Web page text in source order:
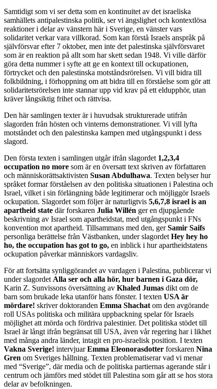
Samtidigt som vi ser detta som en kontinuitet av det israeliska
samhällets antipalestinska politik, ser vi ängslighet och kontextlösa
reaktioner i delar av vänstern här i Sverige, en vänster vars
solidaritet verkar vara villkorad. Som kan förstå Israels anspråk på
självförsvar efter 7 oktober, men inte det palestinska självförsvaret
som är en reaktion på allt som har skett sedan 1948. Vi ville därför
göra detta nummer i syfte att ge en kontext till ockupationen,
förtrycket och den palestinska motståndsrörelsen. Vi vill bidra till
folkbildning, i förhoppning om att bidra till en förståelse som gör att
solidaritetsrörelsen inte stannar upp vid krav på ett eldupphör, utan
kräver långsiktig frihet och rättvisa.
Den här samlingen texter är i huvudsak strukturerade utifrån
slagorden från hösten och vinterns demonstrationer. Vi vill lyfta
motståndet och den palestinska kampen med utgångspunkt i dess
slagord.
Den första texten i samlingen utgår ifrån slagordet 1,2,3,4
occupation no more som är en översatt text skriven av författaren
och människorättsaktivisten Susan Abdulhawa. Texten belyser hur
språket formar förståelsen av den politiska situationen i Palestina och
Israel, vilket i sin förlängning både legitimerar och möjliggör Israels
ockupation. Slagordet som följer är naturligtvis 5,6,7,8 israel is an
apartheid state där forskaren Julia Willén ger en djupgående
beskrivning av Israel som apartheidstat, med utgångspunkt i FNs
konvention mot apartheid. Tillsammans med den, gerSamir Saifs
personliga berättelse från Västbanken, under slagordet Hey hey ho
ho, the occupation has got to go, en inblick i hur apartheidstatens
ockupation påverkar människors vardagsliv.
För att fortsätta synliggörandet av vardagen i Palestina, publicerar vi
under slagordet Alla ser och alla hör, hur barnen i Gaza dör,
Karin Z. Sunvissons översättning av Khaled Jumas dikt om de
barn som brukade leka utanför hans fönster. I texten USA är
mördare! skriver doktoranden Emma Shachat om den avgörande
roll USAs politiska och militära uppbackning spelar för Israels
möjlighet att mörda och fördriva palestinier. Det politiska stödet till
Israel är långt ifrån begränsat till USA, även vår regering har i likhet
med många andra länder, intagit en pro-israelisk position. I texten
Vakna Sverige! intervjuarEmma Eleonorasdotter forskaren Nina
Gren om Sveriges hållning. Texten problematiserar vad vi menar
med “Sverige”, där media och de politiska partiernas agerande står i
centrum och jämförs med stödet till Palestina som går att se hos stora
delar av befolkningen.